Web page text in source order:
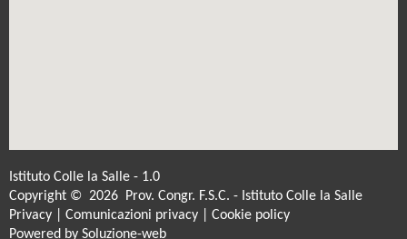
Istituto Colle la Salle - 1.0
Copyright © 2026 Prov. Congr. F.S.C. - Istituto Colle la Salle
Privacy
Comunicazioni privacy
Cookie policy
Powered by Soluzione-web